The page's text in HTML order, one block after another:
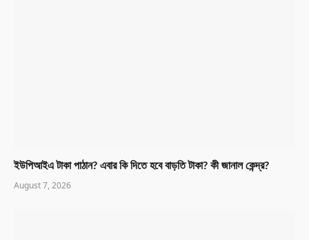
ইউপিআইএ টাকা পাঠান? এবার কি দিতে হবে বাড়তি টাকা? কী জানাল কেন্দ্র?
August 7, 2026